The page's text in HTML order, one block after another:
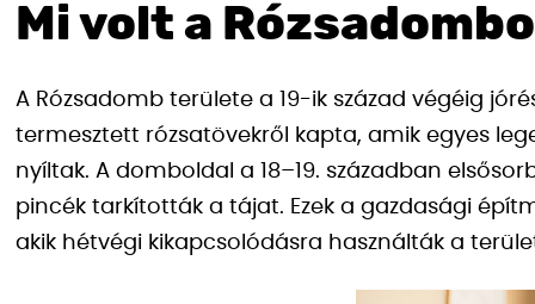
Mi volt a
A Rózsadomb területe a 19-ik század végéig
termesztett rózsatövekről kapta, amik egyes
nyíltak. A domboldal a 18–19. században
pincék tarkították a tájat. Ezek a gazdasági
akik hétvégi kikapcsolódásra használták a